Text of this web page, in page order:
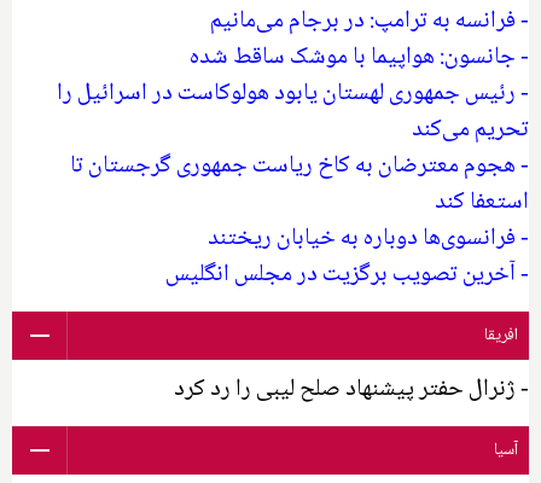
- فرانسه به ترامپ: در برجام می‌مانیم
- جانسون: هواپیما با موشک ساقط شده
- رئیس جمهوری لهستان یابود هولوکاست در اسرائیل را
تحریم می‌کند
- هجوم معترضان به کاخ ریاست جمهوری گرجستان تا
استعفا کند
- فرانسوی‌ها دوباره به خیابان ریختند
- آخرین تصویب برگزیت در مجلس انگلیس
افریقا
- ژنرال حفتر پیشنهاد صلح لیبی را رد کرد
آسیا